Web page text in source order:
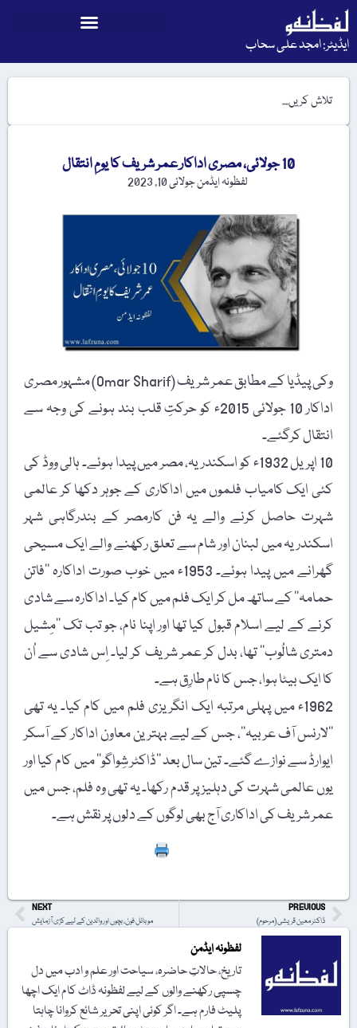
ایڈیٹر: امجد علی سحاب
10 جولائی، مصری اداکار عمر شریف کا یومِ انتقال
لفظونہ ایڈمنجولائی 10, 2023
وکی پیڈیا کے مطابق عمر شریف (Omar Sharif) مشہور مصری
اداکار 10 جولائی 2015ء کو حرکتِ قلب بند ہونے کی وجہ سے
انتقال کرگئے۔
10 اپریل 1932ء کو اسکندریہ، مصر میں پیدا ہوئے۔ ہالی ووڈ کی
کئی ایک کامیاب فلموں میں اداکاری کے جوہر دکھا کر عالمی
شہرت حاصل کرنے والے یہ فن کارمصر کے بندرگاہی شہر
اسکندریہ میں لبنان اور شام سے تعلق رکھنے والے ایک مسیحی
گھرانے میں پیدا ہوئے۔ 1953ء میں خوب صورت اداکارہ ’’فاتن
حمامہ‘‘ کے ساتھ مل کر ایک فلم میں کام کیا۔ اداکارہ سے شادی
کرنے کے لیے اسلام قبول کیا تھا اور اپنا نام، جو تب تک ’’مِشیل
دمتری شالُوب‘‘ تھا، بدل کر عمر شریف کر لیا۔ اِس شادی سے اُن
کا ایک بیٹا ہوا، جس کا نام طارِق ہے۔
1962ء میں پہلی مرتبہ ایک انگریزی فلم میں کام کیا۔ یہ تھی
’’لارنس آف عربیہ‘‘، جس کے لیے بہترین معاون اداکار کے آسکر
ایوارڈ سے نوازے گئے۔ تین سال بعد ’’ڈاکٹر شِواگو‘‘ میں کام کیا اور
یوں عالمی شہرت کی دہلیز پر قدم رکھا۔ یہ تھی وہ فلم، جس میں
عمر شریف کی اداکاری آج بھی لوگوں کے دلوں پر نقش ہے۔
PREVIOUS
ڈاکٹر معین قریشی (مرحوم)
NEXT
موبائل فون، بچوں اور والدین کے لیے کڑی آزمایش
لفظونہ ایڈمن
تاریخ، حالاتِ حاضرہ، سیاحت اور علم و ادب میں دل
چسپی رکھنے والوں کے لیے لفظونہ ڈاٹ کام ایک اچھا
پلیٹ فارم ہے۔ اگر کوئی اپنی تحریر شائع کروانا چاہتا